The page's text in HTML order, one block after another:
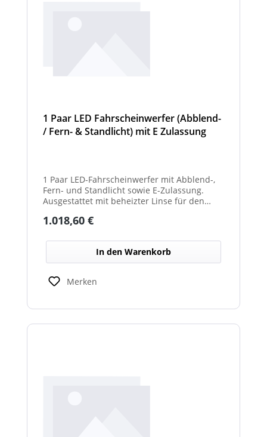
1 Paar LED Fahrscheinwerfer (Abblend-
/ Fern- & Standlicht) mit E Zulassung
1 Paar LED-Fahrscheinwerfer mit Abblend-,
Fern- und Standlicht sowie E-Zulassung.
Ausgestattet mit beheizter Linse für den
Witterungsbedingungen. Ideal zur sicheren
Arbeitsbereichen bei allen Fahrzeugtypen.
Balkenbreiten mit Scheinwerfermodulen
können geringfügig von den angegebenen
Standardbreiten abweichen. Modelle mit nur
2 Scheinwerfermodulen, können wahlweise
unbeleuchtet) haben. Die max. Anzahl der
Regulärer Preis:
1.018,60 €
In den Warenkorb
Merken